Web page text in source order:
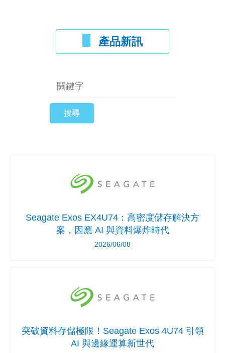
產品新訊
Seagate Exos EX4U74：高密度儲存解決方
案，因應 AI 與資料爆炸時代
2026/06/08
突破資料存儲極限！Seagate Exos 4U74 引領
AI 與邊緣運算新世代